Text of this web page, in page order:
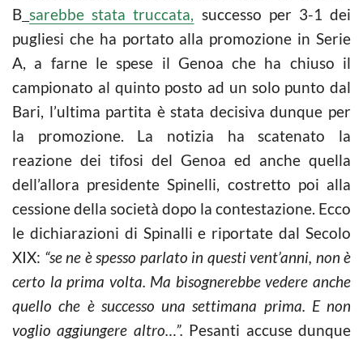
B sarebbe stata truccata, successo per 3-1 dei
pugliesi che ha portato alla promozione in Serie
A, a farne le spese il Genoa che ha chiuso il
campionato al quinto posto ad un solo punto dal
Bari, l’ultima partita è stata decisiva dunque per
la promozione. La notizia ha scatenato la
reazione dei tifosi del Genoa ed anche quella
dell’allora presidente Spinelli, costretto poi alla
cessione della società dopo la contestazione. Ecco
le dichiarazioni di Spinalli e riportate dal Secolo
XIX: “se ne è spesso parlato in questi vent’anni, non è
certo la prima volta. Ma bisognerebbe vedere anche
quello che è successo una settimana prima. E non
voglio aggiungere altro…”. Pesanti accuse dunque